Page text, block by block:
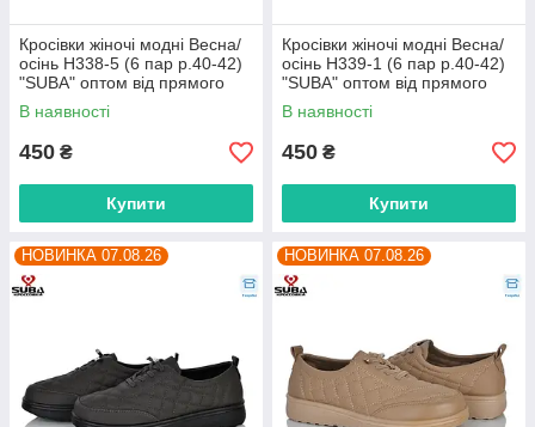
Кросівки жіночі модні Весна/
осінь H338-5 (6 пар р.40-42)
"SUBA" оптом від прямого
постачальника
В наявності
450 ₴
Купити
Кросівки жіночі модні Весна/
осінь H339-1 (6 пар р.40-42)
"SUBA" оптом від прямого
постачальника
В наявності
450 ₴
Купити
НОВИНКА 07.08.26 НОВИНКА 07.08.26